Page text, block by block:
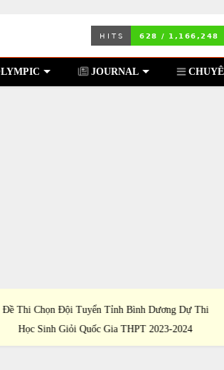
JOURNAL
Đề Thi Chọn Đội Tuyển Tỉnh Bình Dương Dự Thi
Học Sinh Giỏi Quốc Gia THPT 2023-2024